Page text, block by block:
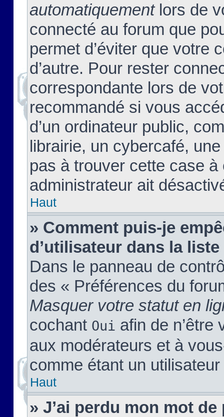
automatiquementlors de
connecté au forum que
permet d’éviter que votre
d’autre. Pour rester
correspondante lors de
recommandé si vous
d’un ordinateur public,
librairie, un cybercafé,
pas à trouver cette case à
administrateur ait
Haut
» Comment puis-je
d’utilisateur dans la
Dans le panneau de
des « Préférences du
Masquer votre statut en
cochant Oui afin de n’être
aux modérateurs et à
comme étant un
Haut
» J’ai perdu mon mot de